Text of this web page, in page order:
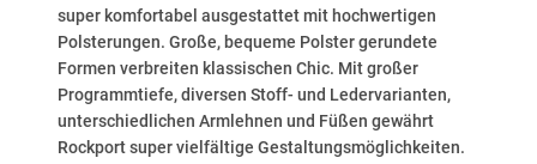
super komfortabel ausgestattet mit hochwertigen
Polsterungen. Große, bequeme Polster gerundete
Formen verbreiten klassischen Chic. Mit großer
Programmtiefe, diversen Stoff- und Ledervarianten,
unterschiedlichen Armlehnen und Füßen gewährt
Rockport super vielfältige Gestaltungsmöglichkeiten.